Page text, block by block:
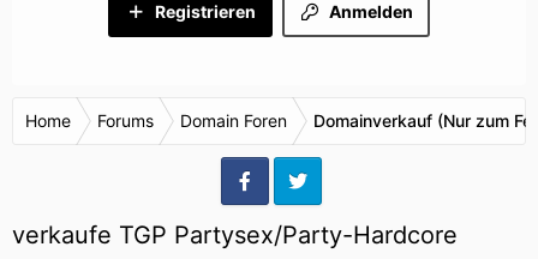
Anmelden
Registrieren
Home Forums Domain Foren Domainverkauf (Nur zum
verkaufe TGP Partysex/Party-Hardcore